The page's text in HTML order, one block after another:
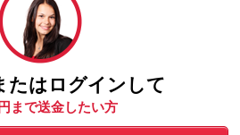
たはログインして
まで送金したい方